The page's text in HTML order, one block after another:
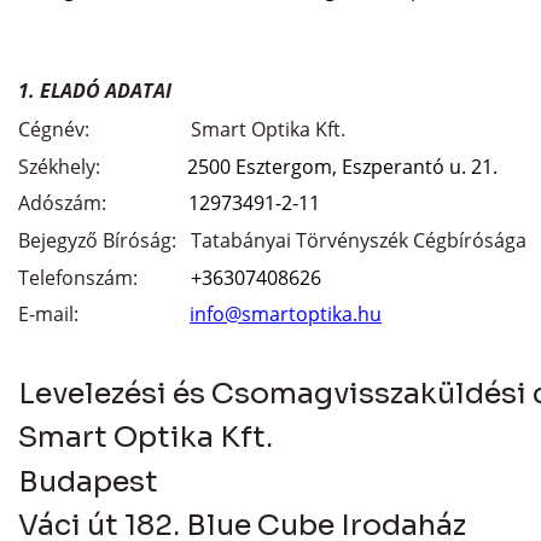
1. ELADÓ ADATAI
Cégnév: Smart Optika Kft.
Székhely: 2500 Esztergom, Eszperantó u. 21.
Adószám: 12973491-2-11
Bejegyző Bíróság: Tatabányai Törvényszék Cégbírósága
Telefonszám: +36307408626
E-mail: info@smartoptika.hu
Levelezési és Csomagvisszaküldési
Smart Optika Kft.
Budapest
Váci út 182. Blue Cube Irodaház